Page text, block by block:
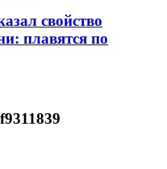
свойство
плавятся по